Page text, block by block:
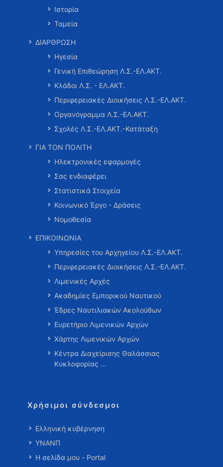
Ιστορία
Ταμεία
ΔΙΑΡΘΡΩΣΗ
Ηγεσία
Γενική Επιθεώρηση Λ.Σ.-ΕΛ.ΑΚΤ.
Κλάδοι Λ.Σ. - ΕΛ.ΑΚΤ.
Περιφερειακές Διοικήσεις Λ.Σ.-ΕΛ.ΑΚΤ.
Οργανόγραμμα Λ.Σ.-ΕΛ.ΑΚΤ.
Σχολές Λ.Σ.-ΕΛ.ΑΚΤ.-Κατάταξη
ΓΙΑ ΤΟΝ ΠΟΛΙΤΗ
Ηλεκτρονικές εφαρμογές
Σας ενδιαφέρει
Στατιστικά Στοιχεία
Κοινωνικό Έργο - Δράσεις
Νομοθεσία
ΕΠΙΚΟΙΝΩΝΙΑ
Υπηρεσίες του Αρχηγείου Λ.Σ.-ΕΛ.ΑΚΤ.
Περιφερειακές Διοικήσεις Λ.Σ.-ΕΛ.ΑΚΤ.
Λιμενικές Αρχές
Ακαδημίες Εμπορικού Ναυτικού
Έδρες Ναυτιλιακών Ακολούθων
Ευρετήριο Λιμενικών Αρχών
Χάρτης Λιμενικών Αρχών
Κέντρα Διαχείρισης Θαλάσσιας
Κυκλοφορίας …
Χρήσιμοι σύνδεσμοι
Ελληνική κυβέρνηση
ΥΝΑΝΠ
Η σελίδα μου - Portal